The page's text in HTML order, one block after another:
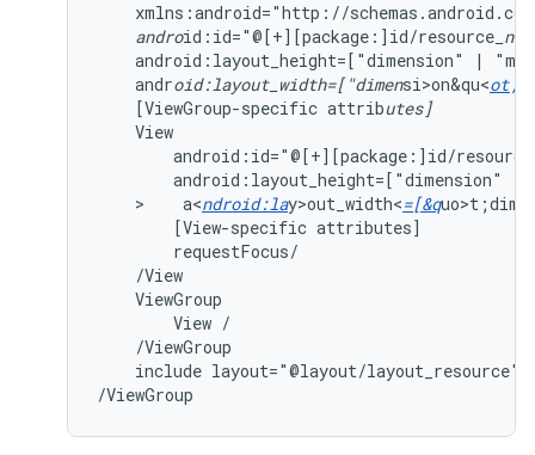
xmlns:android="http://
android:id="@[+][package:]id/resource
android:layout_height=["dimension"
|
android:layout_width=["dimensi>on&qu<ot;
[ViewGroup-specific attributes]
android:id="@[+][package:]id/
android:layout_height=["dimension"
>    a<ndroid:lay>out_width<=[&q
[View-specific attributes]
ViewGroup
View
include layout="@layout/layout_resource"/
/ViewGroup